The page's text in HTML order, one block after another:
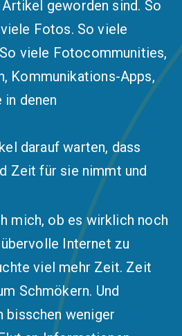
geworden sind. So
Fotos. So viele
viele Fotocommunities,
Kommunikations-Apps,
denen
darauf warten, dass
Zeit für sie nimmt und
mich, ob es wirklich noch
Internet zu
viel mehr Zeit. Zeit
Schmökern. Und
bisschen weniger